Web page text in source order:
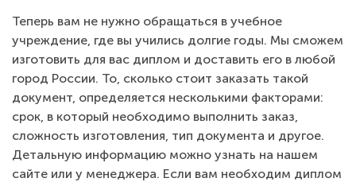
Теперь вам не нужно обращаться в учебное
учреждение, где вы учились долгие годы. Мы сможем
изготовить для вас диплом и доставить его в любой
город России. То, сколько стоит заказать такой
документ, определяется несколькими факторами:
срок, в который необходимо выполнить заказ,
сложность изготовления, тип документа и другое.
Детальную информацию можно узнать на нашем
сайте или у менеджера. Если вам необходим диплом